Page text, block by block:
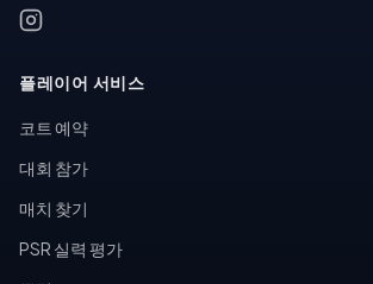
플레이어 서비스
코트 예약
대회 참가
매치 찾기
PSR 실력 평가